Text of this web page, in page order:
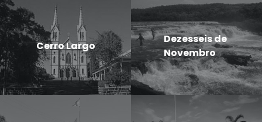
Cerro Largo
Dezesseis de
Novembro